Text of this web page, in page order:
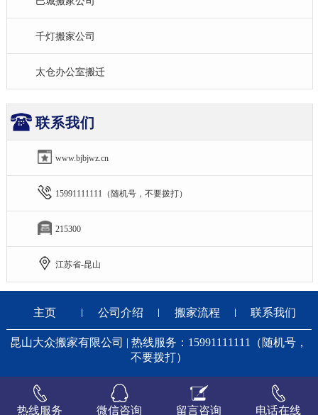
千灯搬家公司
太仓办公室搬迁
联系我们
www.bjbjwz.cn
15991111111（随机号，不要拨打）
215300
江苏省-昆山
主页 公司介绍 搬家流程 联系我们
昆山大众搬家有限公司 | 热线服务：15991111111（随机号，
不要拨打）
热线服务 微信咨询 留言咨询 电话在线